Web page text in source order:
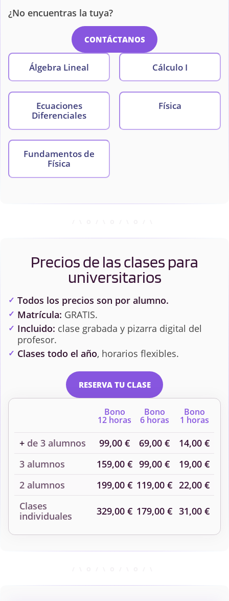
¿No encuentras la tuya?
CONTÁCTANOS
Álgebra Lineal Cálculo I
Ecuaciones
Diferenciales
Física
Fundamentos de
Física
Precios de las clases para
universitarios
Todos los precios son por alumno.
Matrícula: GRATIS.
Incluido: clase grabada y pizarra digital del
profesor.
Clases todo el año, horarios flexibles.
RESERVA TU CLASE
Bono
12 horas
Bono
6 horas
Bono
1 horas
+ de 3 alumnos 99,00 € 69,00 €
14,00 €
3 alumnos
159,00 € 99,00 €
19,00 €
2 alumnos
199,00 € 119,00 € 22,00 €
Clases
individuales
329,00 € 179,00 € 31,00 €